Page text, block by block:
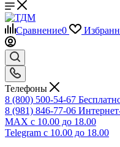
Сравнение0
Телефоны
8 (800) 500-54-67
8 (981) 846-77-06
MAX с 10.00 до 18.00
Telegram с 10.00 до 18.00